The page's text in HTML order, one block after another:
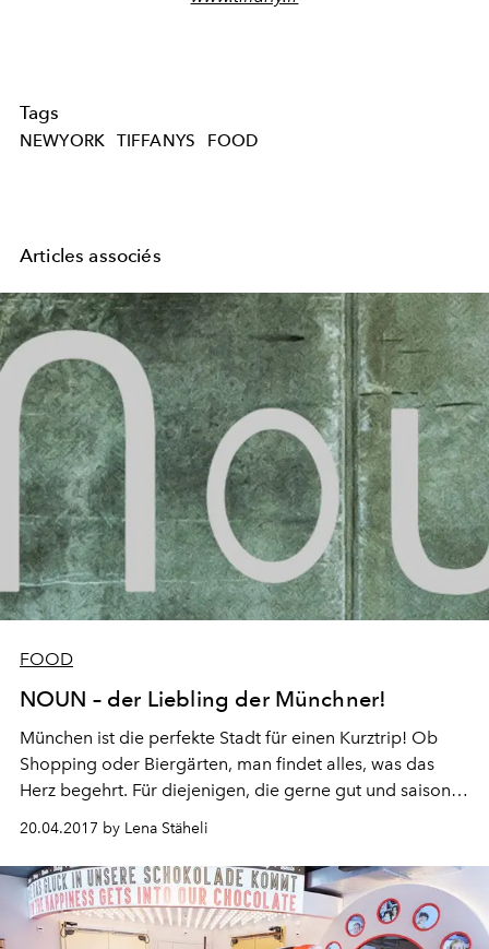
Tags
NEWYORK TIFFANYS FOOD
Articles associés
FOOD
NOUN – der Liebling der Münchner!
München ist die perfekte Stadt für einen Kurztrip! Ob
Shopping oder Biergärten, man findet alles, was das
Herz begehrt. Für diejenigen, die gerne gut und saisonal
20.04.2017 by Lena Stäheli